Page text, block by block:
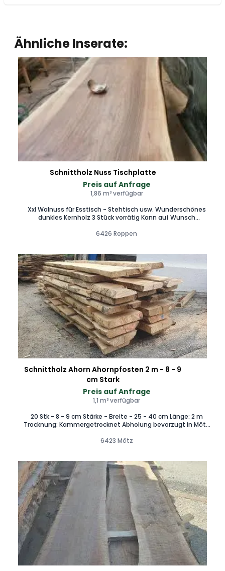
Ähnliche Inserate:
Schnittholz Nuss Tischplatte
Preis auf Anfrage
1,86 m³ verfügbar
Xxl Walnuss für Esstisch - Stehtisch usw. Wunderschönes
dunkles Kernholz 3 Stück vorrätig Kann auf Wunsch
6426 Roppen
Schnittholz Ahorn Ahornpfosten 2 m - 8 - 9
cm Stark
Preis auf Anfrage
1,1 m³ verfügbar
20 Stk - 8 - 9 cm Stärke - Breite - 25 - 40 cm Länge: 2 m
Trocknung: Kammergetrocknet Abholung bevorzugt in Mötz
6423 Mötz